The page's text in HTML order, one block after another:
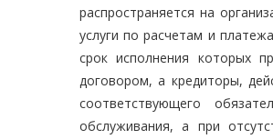
распространяется на
услуги по расчетам и
срок исполнения которых
договором, а кредиторы,
соответствующего
обслуживания, а при